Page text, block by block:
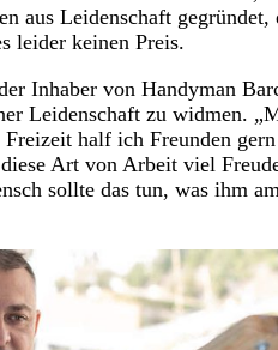
aus Leidenschaft gegründet,
leider keinen Preis.
Inhaber von Handyman
Leidenschaft zu widmen.
half ich Freunden
Art von Arbeit viel
sollte das tun, was ihm